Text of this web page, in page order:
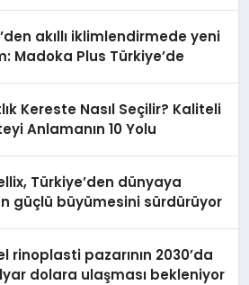
akıllı iklimlendirmede yeni
Madoka Plus Türkiye’de
Kereste Nasıl Seçilir? Kaliteli
Anlamanın 10 Yolu
Türkiye’den dünyaya
güçlü büyümesini sürdürüyor
rinoplasti pazarının 2030’da
dolara ulaşması bekleniyor